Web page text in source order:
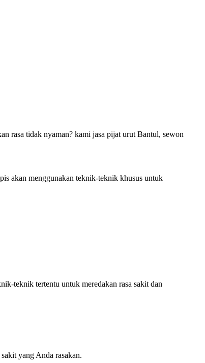
rasa tidak nyaman? kami jasa pijat urut Bantul, sewon
akan menggunakan teknik-teknik khusus untuk
teknik tertentu untuk meredakan rasa sakit dan
yang Anda rasakan.